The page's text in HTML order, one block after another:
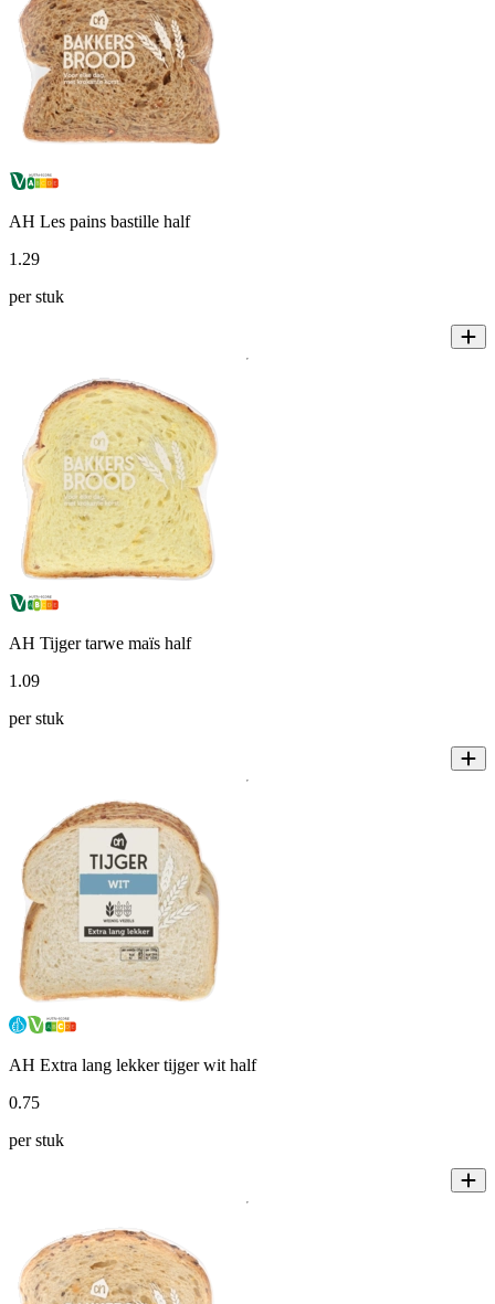
AH Les pains bastille half
1 .29
per stuk
AH Tijger tarwe maïs half
1 .09
per stuk
AH Extra lang lekker tijger wit half
0.75
per stuk